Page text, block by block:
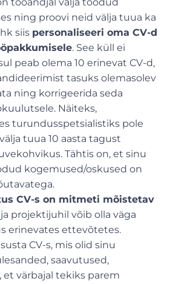
tööandjal välja toodud
ning proovi neid välja tuua ka
siis personaliseeri oma CV-d
. See küll ei
peab olema 10 erinevat CV-d,
tasuks olemasolev
ning korrigeerida seda
Näiteks,
turundusspetsialistiks pole
tuua 10 aasta tagust
Tähtis on, et sinu
kogemused/oskused on
CV-s on mitmeti mõistetav
projektijuhil võib olla väga
erinevates ettevõtetes.
CV-s, mis olid sinu
saavutused,
et värbajal tekiks parem